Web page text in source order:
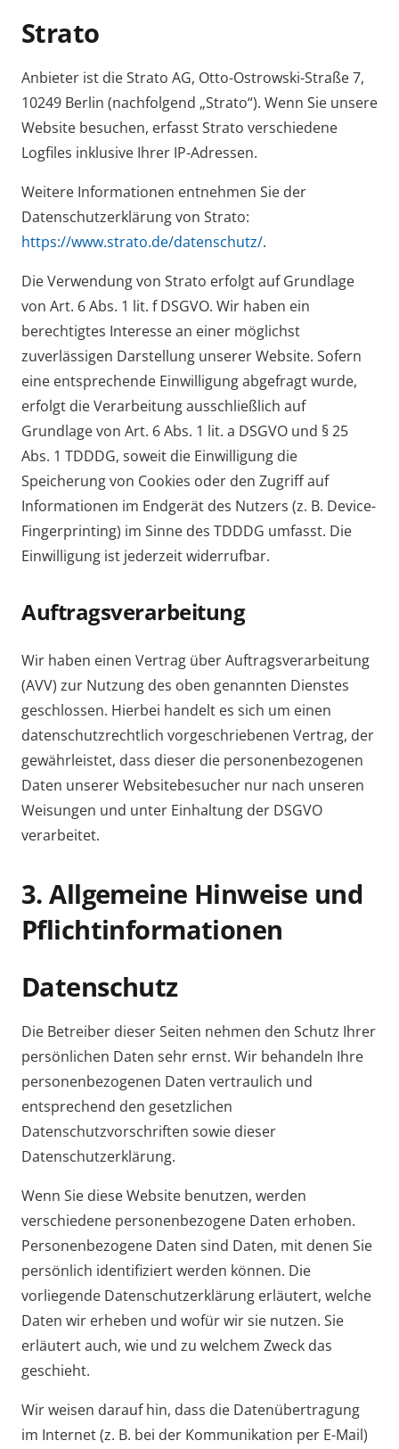
Strato
Anbieter ist die Strato AG, Otto-Ostrowski-Straße 7,
10249 Berlin (nachfolgend „Strato“). Wenn Sie unsere
Website besuchen, erfasst Strato verschiedene
Logfiles inklusive Ihrer IP-Adressen.
Weitere Informationen entnehmen Sie der
Datenschutzerklärung von Strato:
https://www.strato.de/datenschutz/.
Die Verwendung von Strato erfolgt auf Grundlage
von Art. 6 Abs. 1 lit. f DSGVO. Wir haben ein
berechtigtes Interesse an einer möglichst
zuverlässigen Darstellung unserer Website. Sofern
eine entsprechende Einwilligung abgefragt wurde,
erfolgt die Verarbeitung ausschließlich auf
Grundlage von Art. 6 Abs. 1 lit. a DSGVO und § 25
Abs. 1 TDDDG, soweit die Einwilligung die
Speicherung von Cookies oder den Zugriff auf
Informationen im Endgerät des Nutzers (z. B. Device-
Fingerprinting) im Sinne des TDDDG umfasst. Die
Einwilligung ist jederzeit widerrufbar.
Auftragsverarbeitung
Wir haben einen Vertrag über Auftragsverarbeitung
(AVV) zur Nutzung des oben genannten Dienstes
geschlossen. Hierbei handelt es sich um einen
datenschutzrechtlich vorgeschriebenen Vertrag, der
gewährleistet, dass dieser die personenbezogenen
Daten unserer Websitebesucher nur nach unseren
Weisungen und unter Einhaltung der DSGVO
verarbeitet.
3. Allgemeine Hinweise und
Pflicht­informationen
Datenschutz
Die Betreiber dieser Seiten nehmen den Schutz Ihrer
persönlichen Daten sehr ernst. Wir behandeln Ihre
personenbezogenen Daten vertraulich und
entsprechend den gesetzlichen
Datenschutzvorschriften sowie dieser
Datenschutzerklärung.
Wenn Sie diese Website benutzen, werden
verschiedene personenbezogene Daten erhoben.
Personenbezogene Daten sind Daten, mit denen Sie
persönlich identifiziert werden können. Die
vorliegende Datenschutzerklärung erläutert, welche
Daten wir erheben und wofür wir sie nutzen. Sie
erläutert auch, wie und zu welchem Zweck das
geschieht.
Wir weisen darauf hin, dass die Datenübertragung
im Internet (z. B. bei der Kommunikation per E-Mail)